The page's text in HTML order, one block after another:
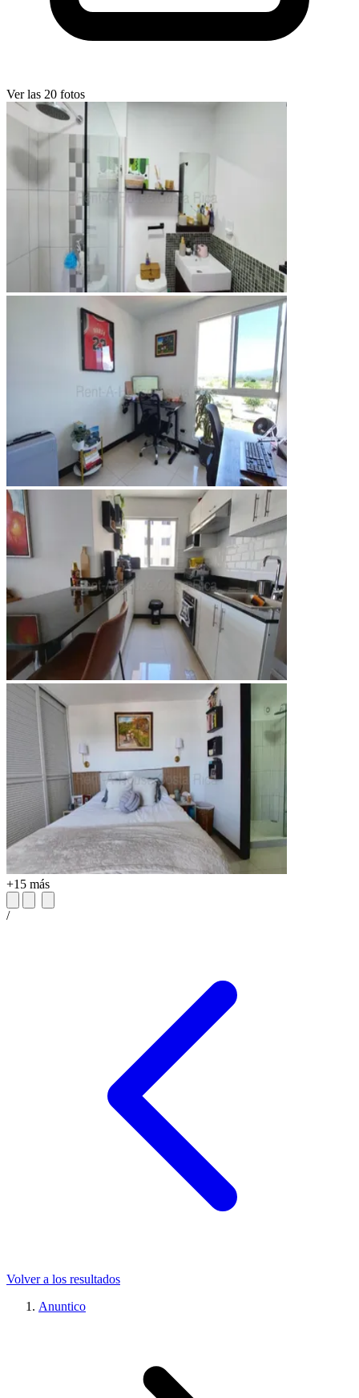
Ver las 20 fotos
+15 más
/
Volver a los resultados
Anuntico